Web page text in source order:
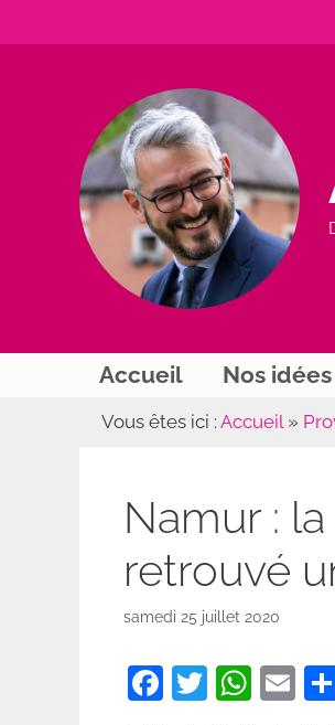
au
Accueil Nos
Vous êtes ici : Accueil»
Namur :
retrouvé
samedi 25 juillet 2020
F
T
W E